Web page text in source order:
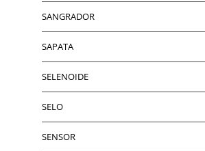
SANGRADOR
SAPATA
SELENOIDE
SELO
SENSOR